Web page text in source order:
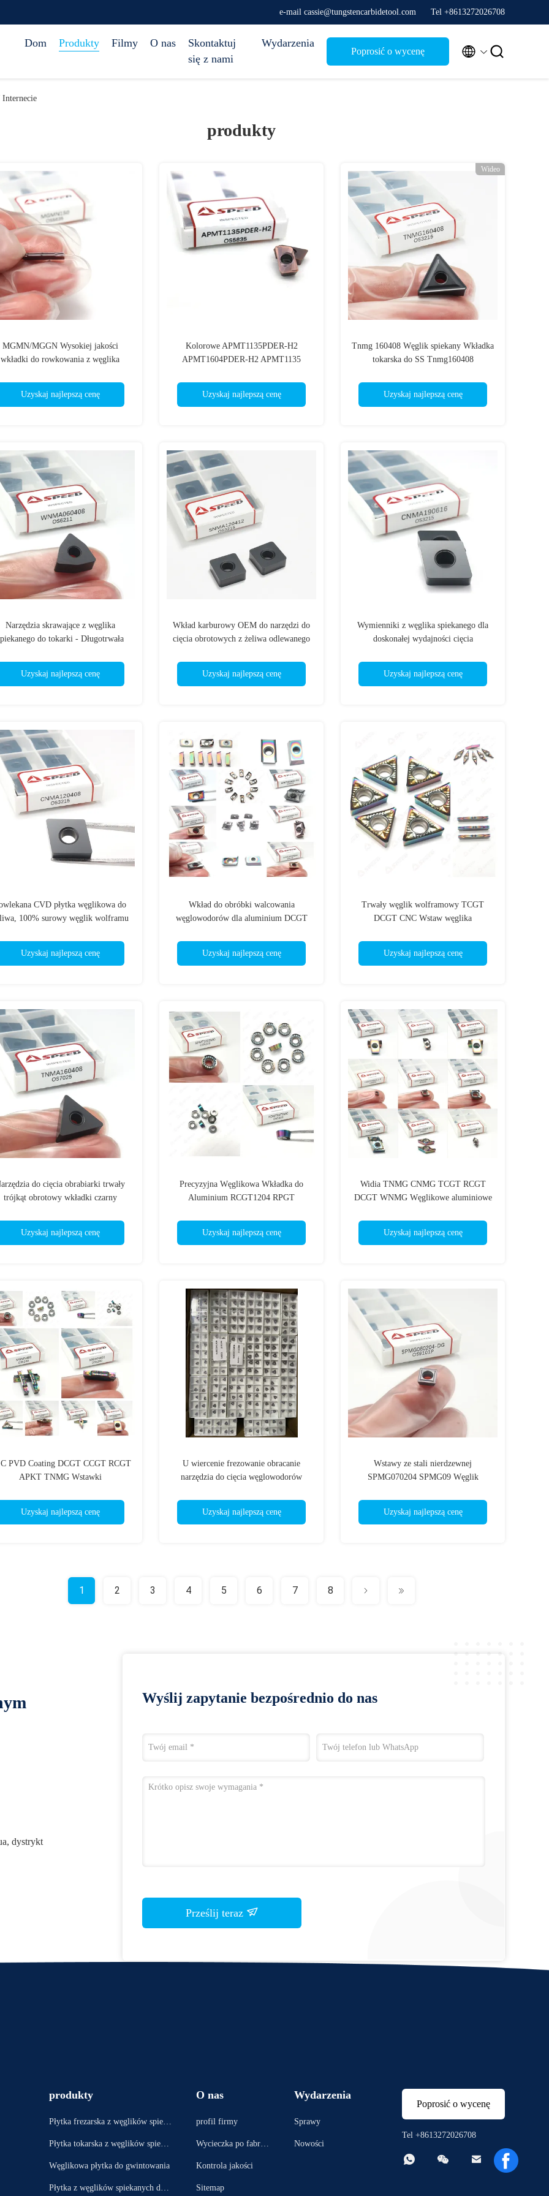
e-mail cassie@tungstencarbidetool.com Tel +8613272026708
Dom Produkty Filmy O nas
Skontaktuj
się z nami
Wydarzenia
Poprosić o wycenę  
produkty
MGMN/MGGN Wysokiej jakości
wkładki do rowkowania z węglika
Uzyskaj najlepszą cenę
Kolorowe APMT1135PDER-H2
APMT1604PDER-H2 APMT1135
Uzyskaj najlepszą cenę
Wideo
Tnmg 160408 Węglik spiekany Wkładka
tokarska do SS Tnmg160408
Uzyskaj najlepszą cenę
Narzędzia skrawające z węglika
do tokarki - Długotrwała
Uzyskaj najlepszą cenę
Wkład karburowy OEM do narzędzi do
cięcia obrotowych z żeliwa odlewanego
Uzyskaj najlepszą cenę
Wymienniki z węglika spiekanego dla
doskonałej wydajności cięcia
Uzyskaj najlepszą cenę
CVD płytka węglikowa do
100% surowy węglik wolframu
Uzyskaj najlepszą cenę
Wkład do obróbki walcowania
węglowodorów dla aluminium DCGT
Uzyskaj najlepszą cenę
Trwały węglik wolframowy TCGT
DCGT CNC Wstaw węglika
Uzyskaj najlepszą cenę
do cięcia obrabiarki trwały
trójkąt obrotowy wkładki czarny
Uzyskaj najlepszą cenę
Precyzyjna Węglikowa Wkładka do
Aluminium RCGT1204 RPGT
PVD i Wysoka Odporność na Ścieranie
Uzyskaj najlepszą cenę
Widia TNMG CNMG TCGT RCGT
DCGT WNMG Węglikowe aluminiowe
Uzyskaj najlepszą cenę
PVD Coating DCGT CCGT RCGT
APKT TNMG Wstawki
Uzyskaj najlepszą cenę
U wiercenie frezowanie obracanie
narzędzia do cięcia węglowodorów
wstawek wiertniczych w obrębie wiertni
Uzyskaj najlepszą cenę
Wstawy ze stali nierdzewnej
SPMG070204 SPMG09 Węglik
Uzyskaj najlepszą cenę
1 2 3 4 5 6 7 8
dystrykt
Wyślij zapytanie bezpośrednio do nas
Prześlij teraz
produkty
Płytka frezarska z węglików spieka
Płytka tokarska z węglików spieka
Węglikowa płytka do gwintowania
Płytka z węglików spiekanych do r
O nas
profil firmy
Wycieczka po fabryc
Kontrola jakości
Sitemap
Wydarzenia
Sprawy
Nowości
Poprosić o wycenę
Tel +8613272026708
  